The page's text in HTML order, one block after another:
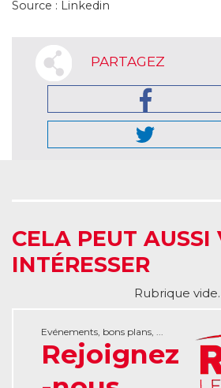
Source : Linkedin
PARTAGEZ
CELA PEUT AUSSI
INTÉRESSER
Rubrique vide.
Evénements, bons plans, ...
Rejoignez